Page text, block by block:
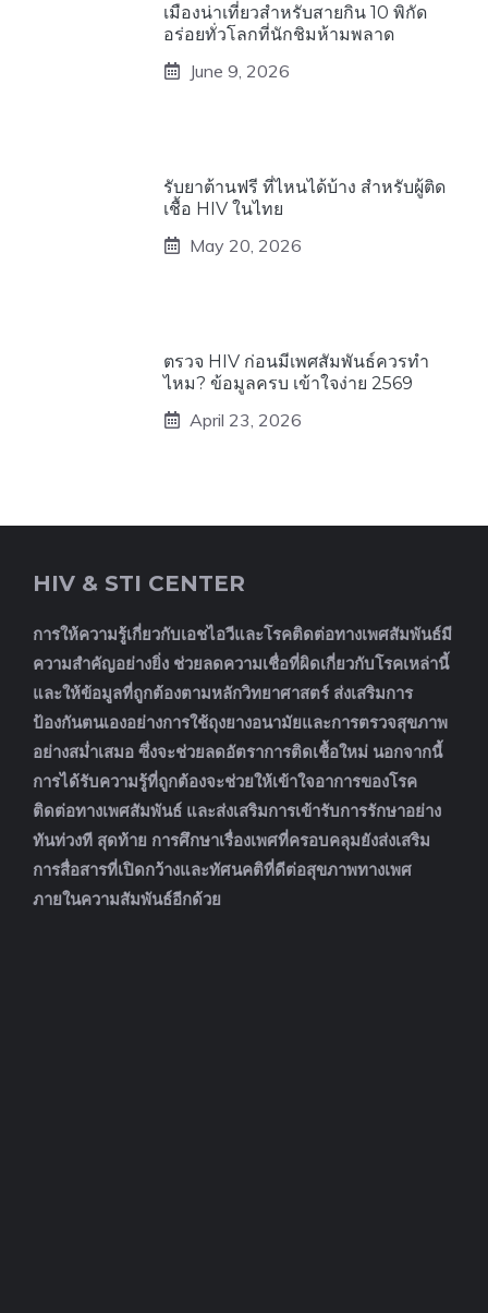
เมืองน่าเที่ยวสำหรับสายกิน 10 พิกัด
อร่อยทั่วโลกที่นักชิมห้ามพลาด
June 9, 2026
รับยาต้านฟรี ที่ไหนได้บ้าง สำหรับผู้ติด
เชื้อ HIV ในไทย
May 20, 2026
ตรวจ HIV ก่อนมีเพศสัมพันธ์ควรทำ
ไหม? ข้อมูลครบ เข้าใจง่าย 2569
April 23, 2026
HIV & STI CENTER
การให้ความรู้เกี่ยวกับเอชไอวีและโรคติดต่อทางเพศสัมพันธ์มี
ความสำคัญอย่างยิ่ง ช่วยลดความเชื่อที่ผิดเกี่ยวกับโรคเหล่านี้
และให้ข้อมูลที่ถูกต้องตามหลักวิทยาศาสตร์ ส่งเสริมการ
ป้องกันตนเองอย่างการใช้ถุงยางอนามัยและการตรวจสุขภาพ
อย่างสม่ำเสมอ ซึ่งจะช่วยลดอัตราการติดเชื้อใหม่ นอกจากนี้
การได้รับความรู้ที่ถูกต้องจะช่วยให้เข้าใจอาการของโรค
ติดต่อทางเพศสัมพันธ์ และส่งเสริมการเข้ารับการรักษาอย่าง
ทันท่วงที สุดท้าย การศึกษาเรื่องเพศที่ครอบคลุมยังส่งเสริม
การสื่อสารที่เปิดกว้างและทัศนคติที่ดีต่อสุขภาพทางเพศ
ภายในความสัมพันธ์อีกด้วย